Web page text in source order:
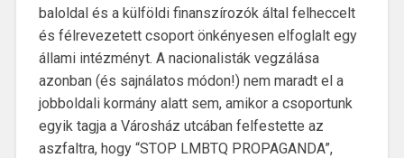
baloldal és a külföldi finanszírozók által felheccelt
és félrevezetett csoport önkényesen elfoglalt egy
állami intézményt. A nacionalisták vegzálása
azonban (és sajnálatos módon!) nem maradt el a
jobboldali kormány alatt sem, amikor a csoportunk
egyik tagja a Városház utcában felfestette az
aszfaltra, hogy “STOP LMBTQ PROPAGANDA”,